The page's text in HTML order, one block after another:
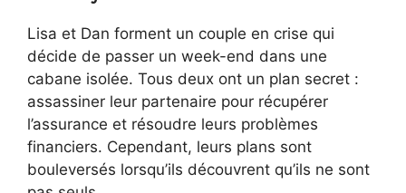
Lisa et Dan forment un couple en crise qui
décide de passer un week-end dans une
cabane isolée. Tous deux ont un plan secret :
assassiner leur partenaire pour récupérer
l’assurance et résoudre leurs problèmes
financiers. Cependant, leurs plans sont
bouleversés lorsqu’ils découvrent qu’ils ne sont